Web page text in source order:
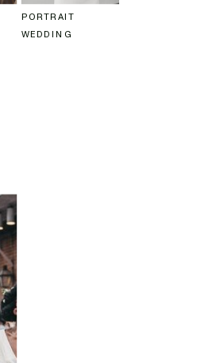
WEDDING
PORTRAIT